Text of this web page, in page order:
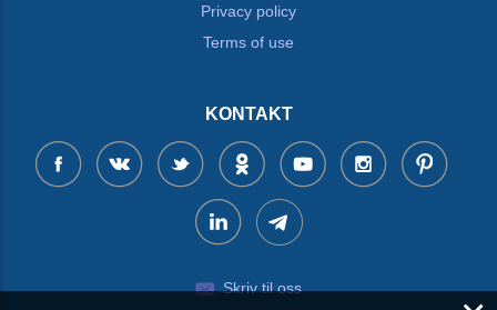
Privacy policy
Terms of use
KONTAKT
Skriv til oss